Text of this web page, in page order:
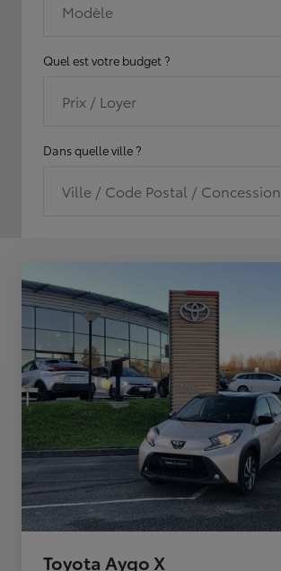
Modèle
Quel est votre budget ?
Prix / Loyer
Dans quelle ville ?
Ville / Code Postal / Concession
Toyota Aygo X